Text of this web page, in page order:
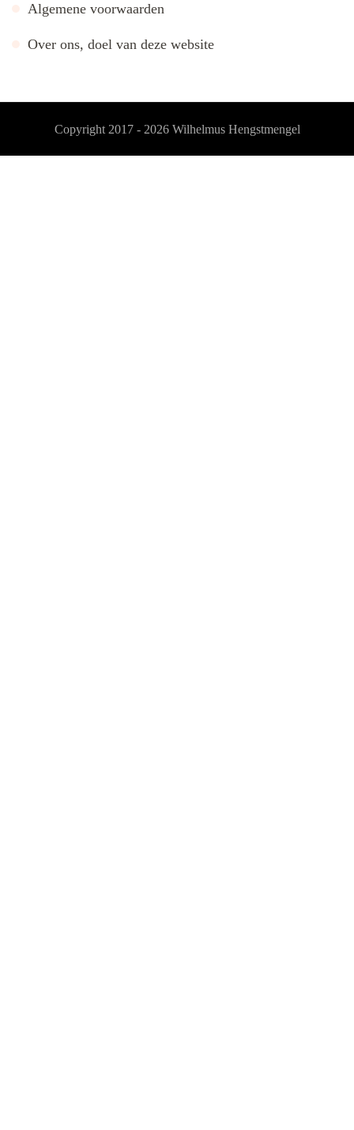
Algemene voorwaarden
Over ons, doel van deze website
Copyright 2017 - 2026 Wilhelmus Hengstmengel